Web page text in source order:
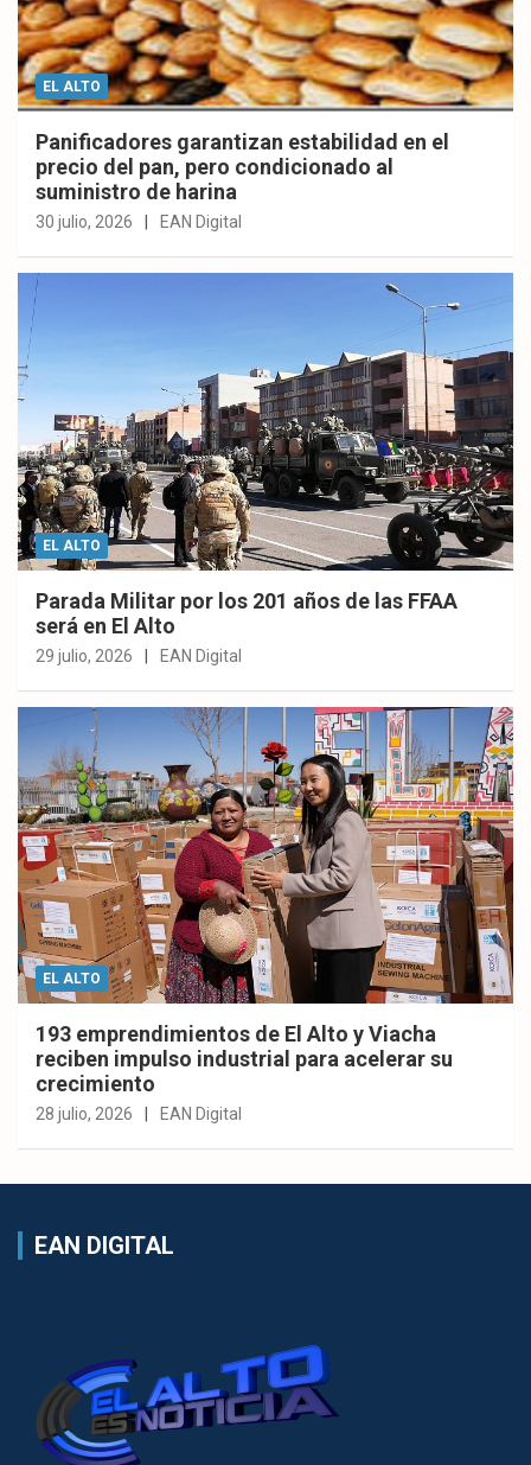
EL ALTO
Panificadores garantizan estabilidad en el
precio del pan, pero condicionado al
suministro de harina
30 julio, 2026 EAN Digital
EL ALTO
Parada Militar por los 201 años de las FFAA
será en El Alto
29 julio, 2026 EAN Digital
EL ALTO
193 emprendimientos de El Alto y Viacha
reciben impulso industrial para acelerar su
crecimiento
28 julio, 2026 EAN Digital
EAN DIGITAL